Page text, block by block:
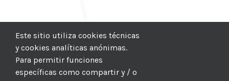
Este sitio utiliza cookies técnicas
y cookies analíticas anónimas.
Para permitir funciones
específicas como compartir y / o